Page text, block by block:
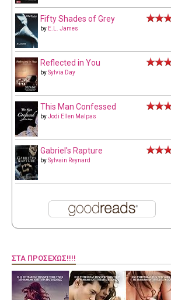
Fifty Shades of Grey
by E.L. James
Reflected in You
bySylvia Day
This Man Confessed
byJodi Ellen Malpas
Gabriel's Rapture
bySylvain Reynard
ΣΤΑ ΠΡΟΣΕΧΏΣ!!!!